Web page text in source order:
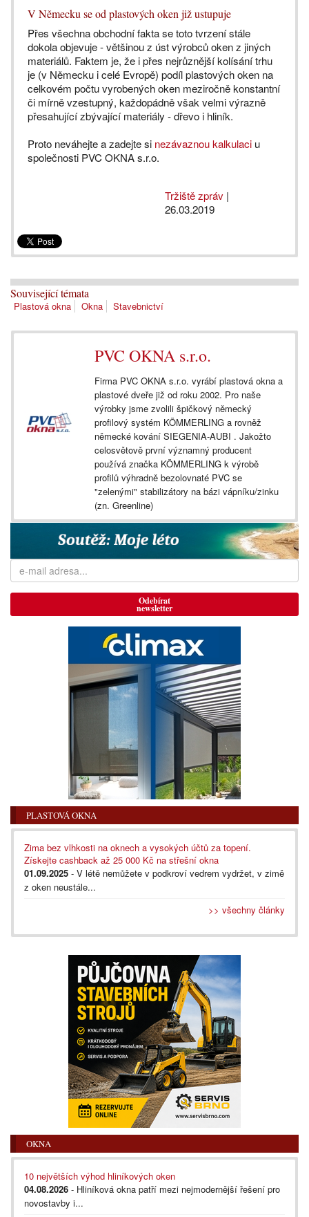
V Německu se od plastových oken již ustupuje
Přes všechna obchodní fakta se toto tvrzení stále
dokola objevuje - většinou z úst výrobců oken z jiných
materiálů. Faktem je, že i přes nejrůznější kolísání trhu
je (v Německu i celé Evropě) podíl plastových oken na
celkovém počtu vyrobených oken meziročně konstantní
či mírně vzestupný, každopádně však velmi výrazně
přesahující zbývající materiály - dřevo i hliník.
Proto neváhejte a zadejte si nezávaznou kalkulaci u
společnosti PVC OKNA s.r.o.
Tržiště zpráv |
26.03.2019
Související témata
Plastová okna Okna Stavebnictví
PVC OKNA s.r.o.
Firma PVC OKNA s.r.o. vyrábí plastová okna a
plastové dveře již od roku 2002. Pro naše
výrobky jsme zvolili špičkový německý
profilový systém KÖMMERLING a rovněž
německé kování SIEGENIA-AUBI . Jakožto
celosvětově první významný producent
používá značka KÖMMERLING k výrobě
profilů výhradně bezolovnaté PVC se
"zelenými" stabilizátory na bázi vápníku/zinku
(zn. Greenline)
Odebírat
newsletter
PLASTOVÁ OKNA
Zima bez vlhkosti na oknech a vysokých účtů za topení.
Získejte cashback až 25 000 Kč na střešní okna
01.09.2025 - V létě nemůžete v podkroví vedrem vydržet, v zimě
z oken neustále...
>> všechny články
OKNA
10 největších výhod hliníkových oken
04.08.2026 - Hliníková okna patří mezi nejmodernější řešení pro
novostavby i...